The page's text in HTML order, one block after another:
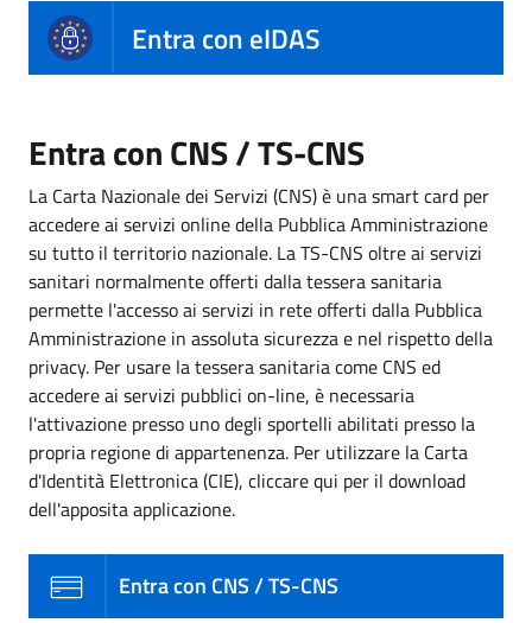
Entra con eIDAS
Entra con CNS / TS-CNS
La Carta Nazionale dei Servizi (CNS) è una smart card per
accedere ai servizi online della Pubblica Amministrazione
su tutto il territorio nazionale. La TS-CNS oltre ai servizi
sanitari normalmente offerti dalla tessera sanitaria
permette l'accesso ai servizi in rete offerti dalla Pubblica
Amministrazione in assoluta sicurezza e nel rispetto della
privacy. Per usare la tessera sanitaria come CNS ed
accedere ai servizi pubblici on-line, è necessaria
l'attivazione presso uno degli sportelli abilitati presso la
propria regione di appartenenza. Per utilizzare la Carta
d'Identità Elettronica (CIE), cliccare qui per il download
dell'apposita applicazione.
Entra con CNS / TS-CNS